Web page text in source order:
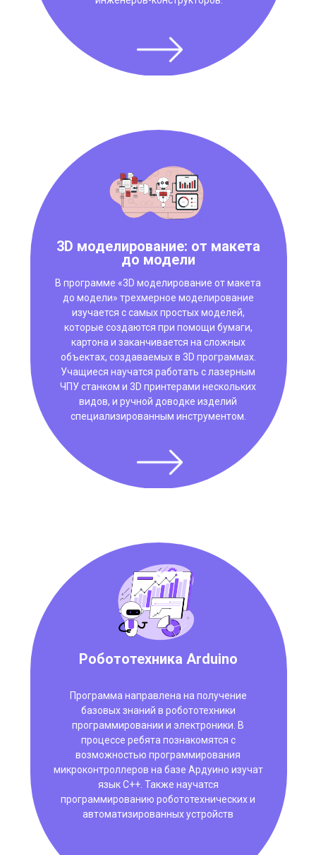
3D моделирование: от макета
до модели
В программе «3D моделирование от макета
до модели» трехмерное моделирование
изучается с самых простых моделей,
которые создаются при помощи бумаги,
картона и заканчивается на сложных
объектах, создаваемых в 3D программах.
Учащиеся научатся работать с лазерным
ЧПУ станком и 3D принтерами нескольких
видов, и ручной доводке изделий
специализированным инструментом.
Робототехника Arduino
Программа направлена на получение
базовых знаний в робототехники
программировании и электроники. В
процессе ребята познакомятся с
возможностью программирования
микроконтроллеров на базе Ардуино изучат
язык C++. Также научатся
программированию робототехнических и
автоматизированных устройств